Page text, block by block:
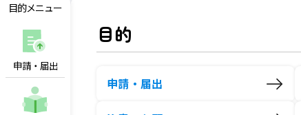
目的メニュー
申請・届出
目的
申請・届出